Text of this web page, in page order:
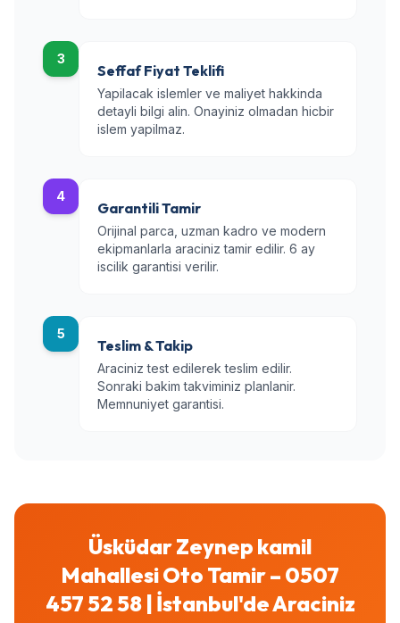
3
Seffaf Fiyat Teklifi
Yapilacak islemler ve maliyet hakkinda
detayli bilgi alin. Onayiniz olmadan hicbir
islem yapilmaz.
4
Garantili Tamir
Orijinal parca, uzman kadro ve modern
ekipmanlarla araciniz tamir edilir. 6 ay
iscilik garantisi verilir.
5
Teslim & Takip
Araciniz test edilerek teslim edilir.
Sonraki bakim takviminiz planlanir.
Memnuniyet garantisi.
Üsküdar Zeynep kamil
Mahallesi Oto Tamir – 0507
457 52 58 | İstanbul'de Araciniz